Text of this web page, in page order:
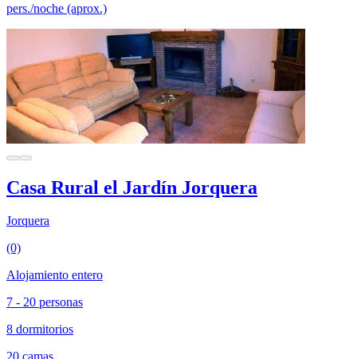
pers./noche (aprox.)
Casa Rural el Jardín Jorquera
Jorquera
(0)
Alojamiento entero
7 - 20 personas
8 dormitorios